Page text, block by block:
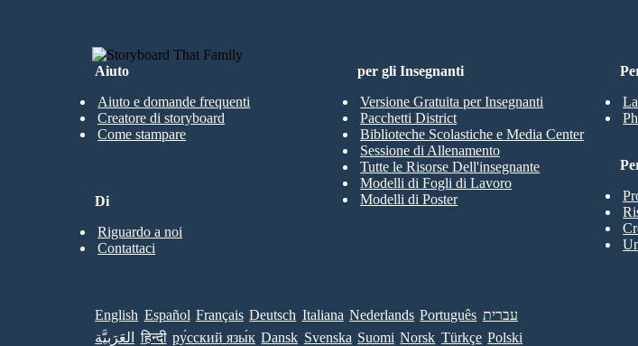
Aiuto
Aiuto e domande frequenti
Creatore di storyboard
Come stampare
per gli Insegnanti
Versione Gratuita per Insegnanti
Pacchetti District
Biblioteche Scolastiche e Media Center
Sessione di Allenamento
Tutte le Risorse Dell'insegnante
Modelli di Fogli di Lavoro
Modelli di Poster
Di
Riguardo a noi
Contattaci
English Español Français Deutsch Italiana Nederlands Português עברית
العَرَبِيَّة
हिन्दी ру́сский язы́к Dansk Svenska Suomi Norsk Türkçe Polski